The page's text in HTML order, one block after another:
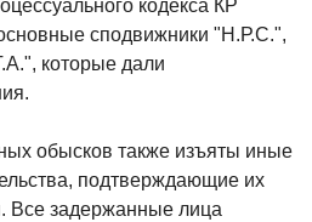
кодекса КР
сподвижники "Н.Р.С.",
которые дали
обысков также изъяты иные
подтверждающие их
Все задержанные лица